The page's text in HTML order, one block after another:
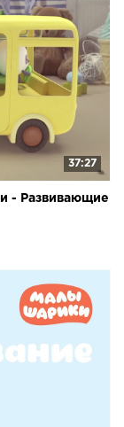
37:27
- Развивающие